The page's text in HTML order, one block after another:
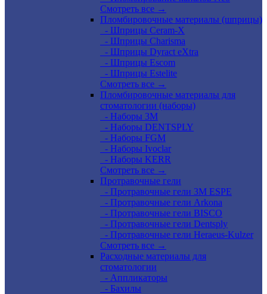
Смотреть все →
Пломбировочные материалы (шприцы)
- Шприцы Ceram-X
- Шприцы Charisma
- Шприцы Dyract eXtra
- Шприцы Escom
- Шприцы Estelite
Смотреть все →
Пломбировочные материалы для
стоматологии (наборы)
- Наборы 3М
- Наборы DENTSPLY
- Наборы FGM
- Наборы Ivoclar
- Наборы KERR
Смотреть все →
Протравочные гели
- Протравочные гели 3М ESPE
- Протравочные гели Arkona
- Протравочные гели BISCO
- Протравочные гели Dentsply
- Протравочные гели Heraeus-Kulzer
Смотреть все →
Расходные материалы для
стоматологии
- Аппликаторы
- Бахилы